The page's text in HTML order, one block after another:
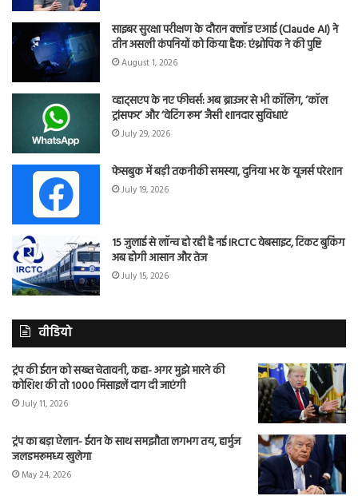
साइबर सुरक्षा परीक्षण के दौरान क्लॉड एआई (Claude AI) ने
तीन असली कंपनियों को किया हैक: एंथ्रोपिक ने की पुष्टि
August 1, 2026
व्हाट्सएप के नए फीचर्स: अब ब्राउजर से भी कॉलिंग, ‘कॉल
ट्रांसफर’ और ‘वेटिंग रूम’ जैसी शानदार सुविधाएं
July 29, 2026
फेसबुक में बड़ी तकनीकी समस्या, दुनिया भर के यूजर्स परेशान
July 19, 2026
15 जुलाई से लॉन्च हो रही है नई IRCTC वेबसाइट, टिकट बुकिंग
अब होगी आसान और तेज
July 15, 2026
वीडियो
ट्रंप की ईरान को सख्त चेतावनी, कहा- अगर मुझे मारने की
कोशिश की तो 1000 मिसाइलें दाग दी जाएंगी
July 11, 2026
ट्रंप का बड़ा ऐलान- ईरान के साथ समझौता लगभग तय, हार्मुज
जलडमरूमध्य खुलेगा
May 24, 2026